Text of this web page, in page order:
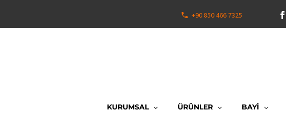
+90 850 466 7325
KURUMSAL ÜRÜNLER BAYİ